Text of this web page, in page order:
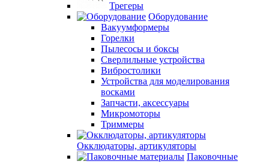
Трегеры
Оборудование
Вакуумформеры
Горелки
Пылесосы и боксы
Сверлильные устройства
Вибростолики
Устройства для моделирования
восками
Запчасти, аксессуары
Микромоторы
Триммеры
Окклюдаторы, артикуляторы
Паковочные